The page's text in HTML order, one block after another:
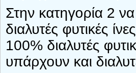
Στην κατηγορία 2
διαλυτές φυτικές
100% διαλυτές
υπάρχουν και